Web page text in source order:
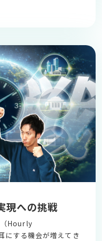
現への挑戦
（Hourly
する機会が増えてき